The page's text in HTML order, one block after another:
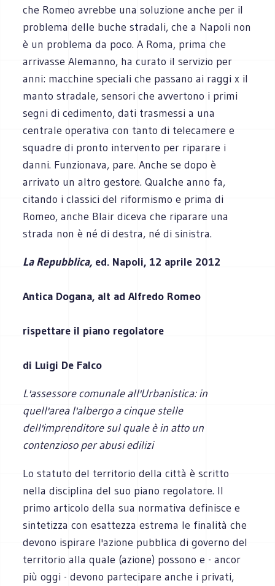
che Romeo avrebbe una soluzione anche per il
problema delle buche stradali, che a Napoli non
è un problema da poco. A Roma, prima che
arrivasse Alemanno, ha curato il servizio per
anni: macchine speciali che passano ai raggi x il
manto stradale, sensori che avvertono i primi
segni di cedimento, dati trasmessi a una
centrale operativa con tanto di telecamere e
squadre di pronto intervento per riparare i
danni. Funzionava, pare. Anche se dopo è
arrivato un altro gestore. Qualche anno fa,
citando i classici del riformismo e prima di
Romeo, anche Blair diceva che riparare una
strada non è né di destra, né di sinistra.
La Repubblica, ed. Napoli, 12 aprile 2012
Antica Dogana, alt ad Alfredo Romeo
rispettare il piano regolatore
di Luigi De Falco
L'assessore comunale all'Urbanistica: in
quell'area l'albergo a cinque stelle
dell'imprenditore sul quale è in atto un
contenzioso per abusi edilizi
Lo statuto del territorio della città è scritto
nella disciplina del suo piano regolatore. Il
primo articolo della sua normativa definisce e
sintetizza con esattezza estrema le finalità che
devono ispirare l'azione pubblica di governo del
territorio alla quale (azione) possono e - ancor
più oggi - devono partecipare anche i privati,